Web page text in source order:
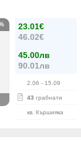
23.01€
46.02€
45.00лв
90.01лв
2.06 - 15.09
43 грабнати
кв. Кършияка